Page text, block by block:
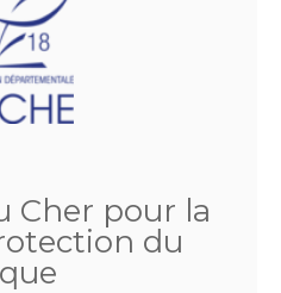
Cher pour la
du